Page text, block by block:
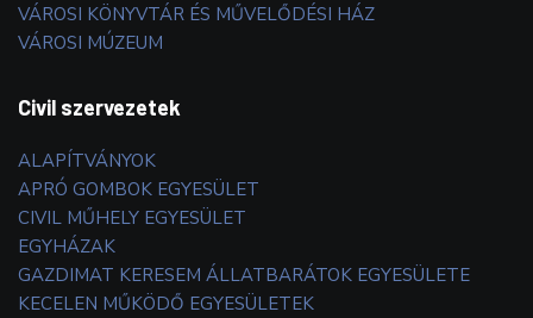
VÁROSI KÖNYVTÁR ÉS MŰVELŐDÉSI HÁZ
VÁROSI MÚZEUM
Civil szervezetek
ALAPÍTVÁNYOK
APRÓ GOMBOK EGYESÜLET
CIVIL MŰHELY EGYESÜLET
EGYHÁZAK
GAZDIMAT KERESEM ÁLLATBARÁTOK EGYESÜLETE
KECELEN MŰKÖDŐ EGYESÜLETEK